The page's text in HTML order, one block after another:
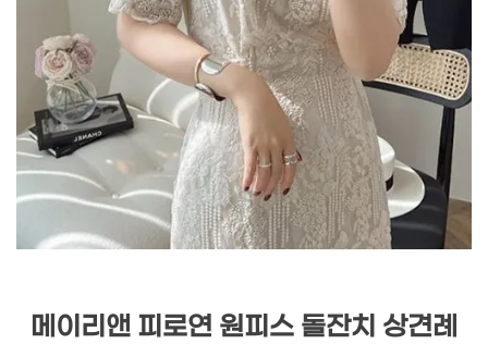
메이리앤 피로연 원피스 돌잔치 상견례